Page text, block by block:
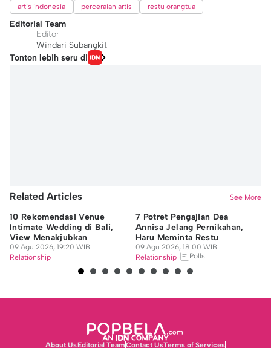
artis indonesia perceraian artis restu orangtua
Editorial Team
Editor
Windari Subangkit
Tonton lebih seru di
Related Articles See More
10 Rekomendasi Venue
Intimate Wedding di Bali,
View Menakjubkan
09 Agu 2026, 19:20 WIB
Relationship
7 Potret Pengajian Dea
Annisa Jelang Pernikahan,
Haru Meminta Restu
09 Agu 2026, 18:00 WIB
Relationship
Polls
About UsEditorial TeamContact UsTerms of Services